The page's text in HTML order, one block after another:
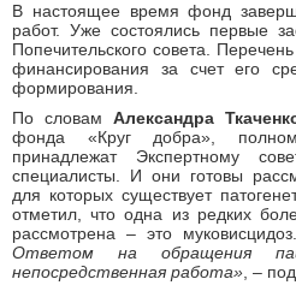
В настоящее время фонд
работ. Уже состоялись первые
Попечительского совета.
финансирования за счет его
формирования.
По словам Александра
фонда «Круг добра»,
принадлежат Экспертному
специалисты. И они готовы
для которых существует
отметил, что одна из редких
рассмотрена – это
Ответом на обращения
непосредственная работа» , –